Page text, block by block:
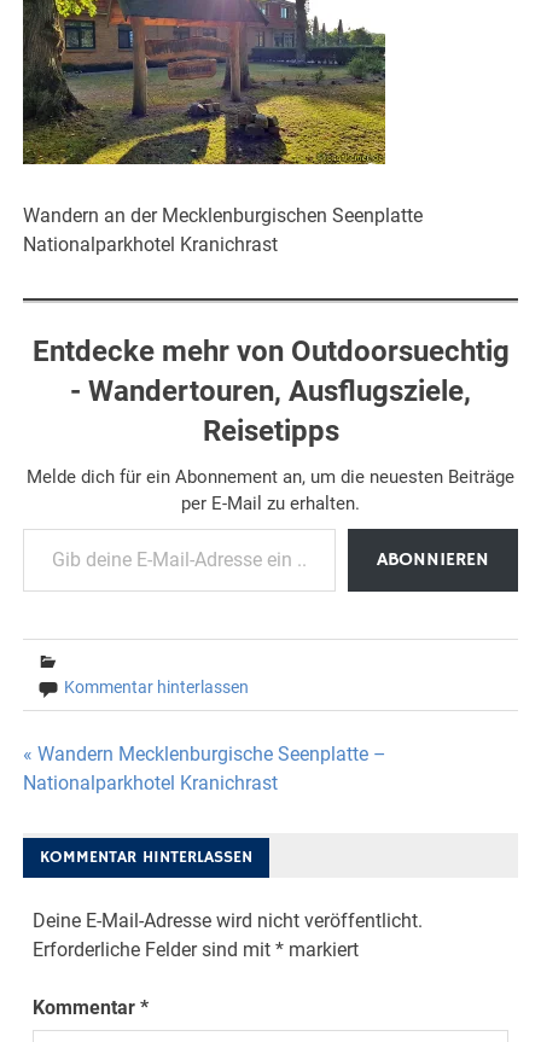
Wandern an der Mecklenburgischen Seenplatte
Nationalparkhotel Kranichrast
Entdecke mehr von Outdoorsuechtig
- Wandertouren, Ausflugsziele,
Reisetipps
Melde dich für ein Abonnement an, um die neuesten Beiträge
per E-Mail zu erhalten.
Gib deine E-Mail-Adresse ein ...
ABONNIEREN
Kommentar hinterlassen
Beitragsnavigation
« Wandern Mecklenburgische Seenplatte –
Nationalparkhotel Kranichrast
KOMMENTAR HINTERLASSEN
Deine E-Mail-Adresse wird nicht veröffentlicht.
Erforderliche Felder sind mit* markiert
Kommentar*